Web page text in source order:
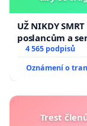
UŽ NIKDY
poslancům a
aby se
4 565 podpisů
Oznámení o
Trest